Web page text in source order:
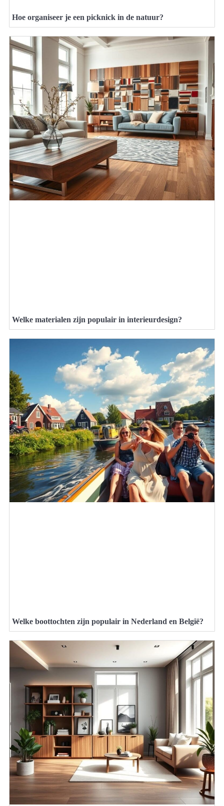
Hoe organiseer je een picknick in de natuur?
Welke materialen zijn populair in interieurdesign?
Welke boottochten zijn populair in Nederland en België?